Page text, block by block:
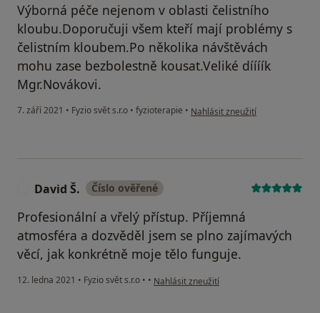
Výborná péče nejenom v oblasti čelistního
kloubu.Doporučuji všem kteří mají problémy s
čelistním kloubem.Po několika návštěvách
mohu zase bezbolestně kousat.Veliké díííík
Mgr.Novákovi.
7. září 2021 • Fyzio svět s.r.o • fyzioterapie • podle názoru uživatele
Nahlásit zneužití
David Š. Číslo ověřené
Profesionální a vřelý přístup. Příjemná
atmosféra a dozvěděl jsem se plno zajímavých
věcí, jak konkrétně moje tělo funguje.
12. ledna 2021 • Fyzio svět s.r.o • • podle názoru uživatele David Š.
Nahlásit zneužití